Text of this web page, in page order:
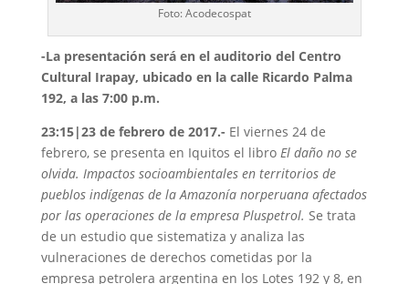
Foto: Acodecospat
-La presentación será en el auditorio del Centro
Cultural Irapay, ubicado en la calle Ricardo Palma
192, a las 7:00 p.m.
23:15|23 de febrero de 2017.- El viernes 24 de
febrero, se presenta en Iquitos el libro El daño no se
olvida. Impactos socioambientales en territorios de
pueblos indígenas de la Amazonía norperuana afectados
por las operaciones de la empresa Pluspetrol. Se trata
de un estudio que sistematiza y analiza las
vulneraciones de derechos cometidas por la
empresa petrolera argentina en los Lotes 192 y 8, en